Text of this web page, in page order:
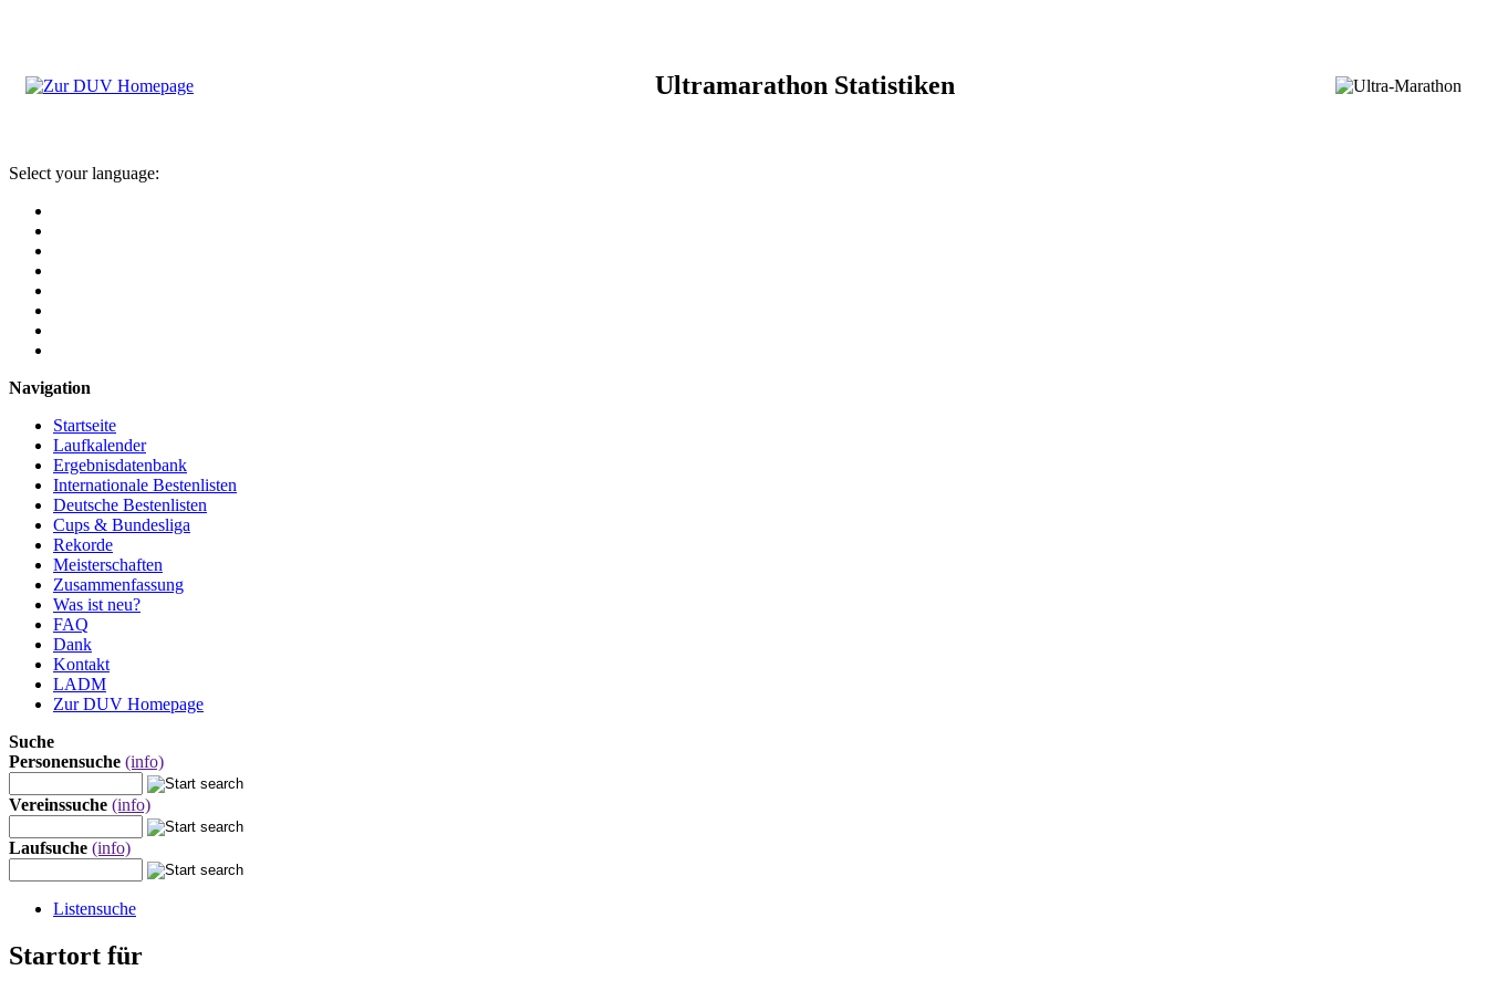
Ultramarathon Statistiken
Select your language:
Navigation
Startseite
Laufkalender
Ergebnisdatenbank
Internationale Bestenlisten
Deutsche Bestenlisten
Cups & Bundesliga
Rekorde
Meisterschaften
Zusammenfassung
Was ist neu?
FAQ
Dank
Kontakt
LADM
Zur DUV Homepage
Suche
Personensuche (info)
Vereinssuche (info)
Laufsuche (info)
Listensuche
Startort für